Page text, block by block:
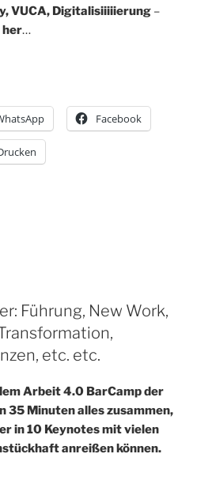
VUCA, Digitalisiiiiierung –
her…
Facebook
Führung, New Work,
etc. etc.
Arbeit 4.0 BarCamp der
35 Minuten alles zusammen,
in 10 Keynotes mit vielen
anreißen können.